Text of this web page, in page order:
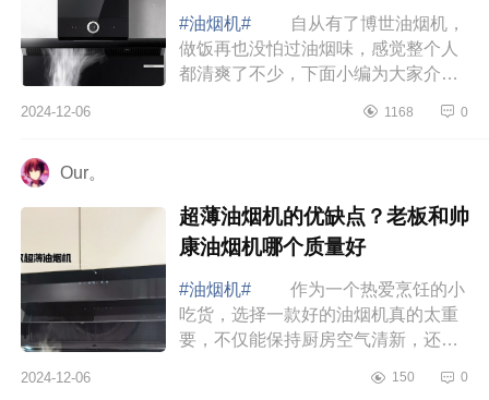
#油烟机#
自从有了博世油烟机，
做饭再也没怕过油烟味，感觉整个人
都清爽了不少，下面小编为大家介绍
和侧吸哪个好 博世油烟机好用
2024-12-06 1168 0
Our。
超薄油烟机的优缺点？老板和帅
康油烟机哪个质量好
#油烟机#
作为一个热爱烹饪的小
吃货，选择一款好的油烟机真的太重
要，不仅能保持厨房空气清新，还能
家介绍下超薄油烟机的优缺点？老板
2024-12-06 150 0